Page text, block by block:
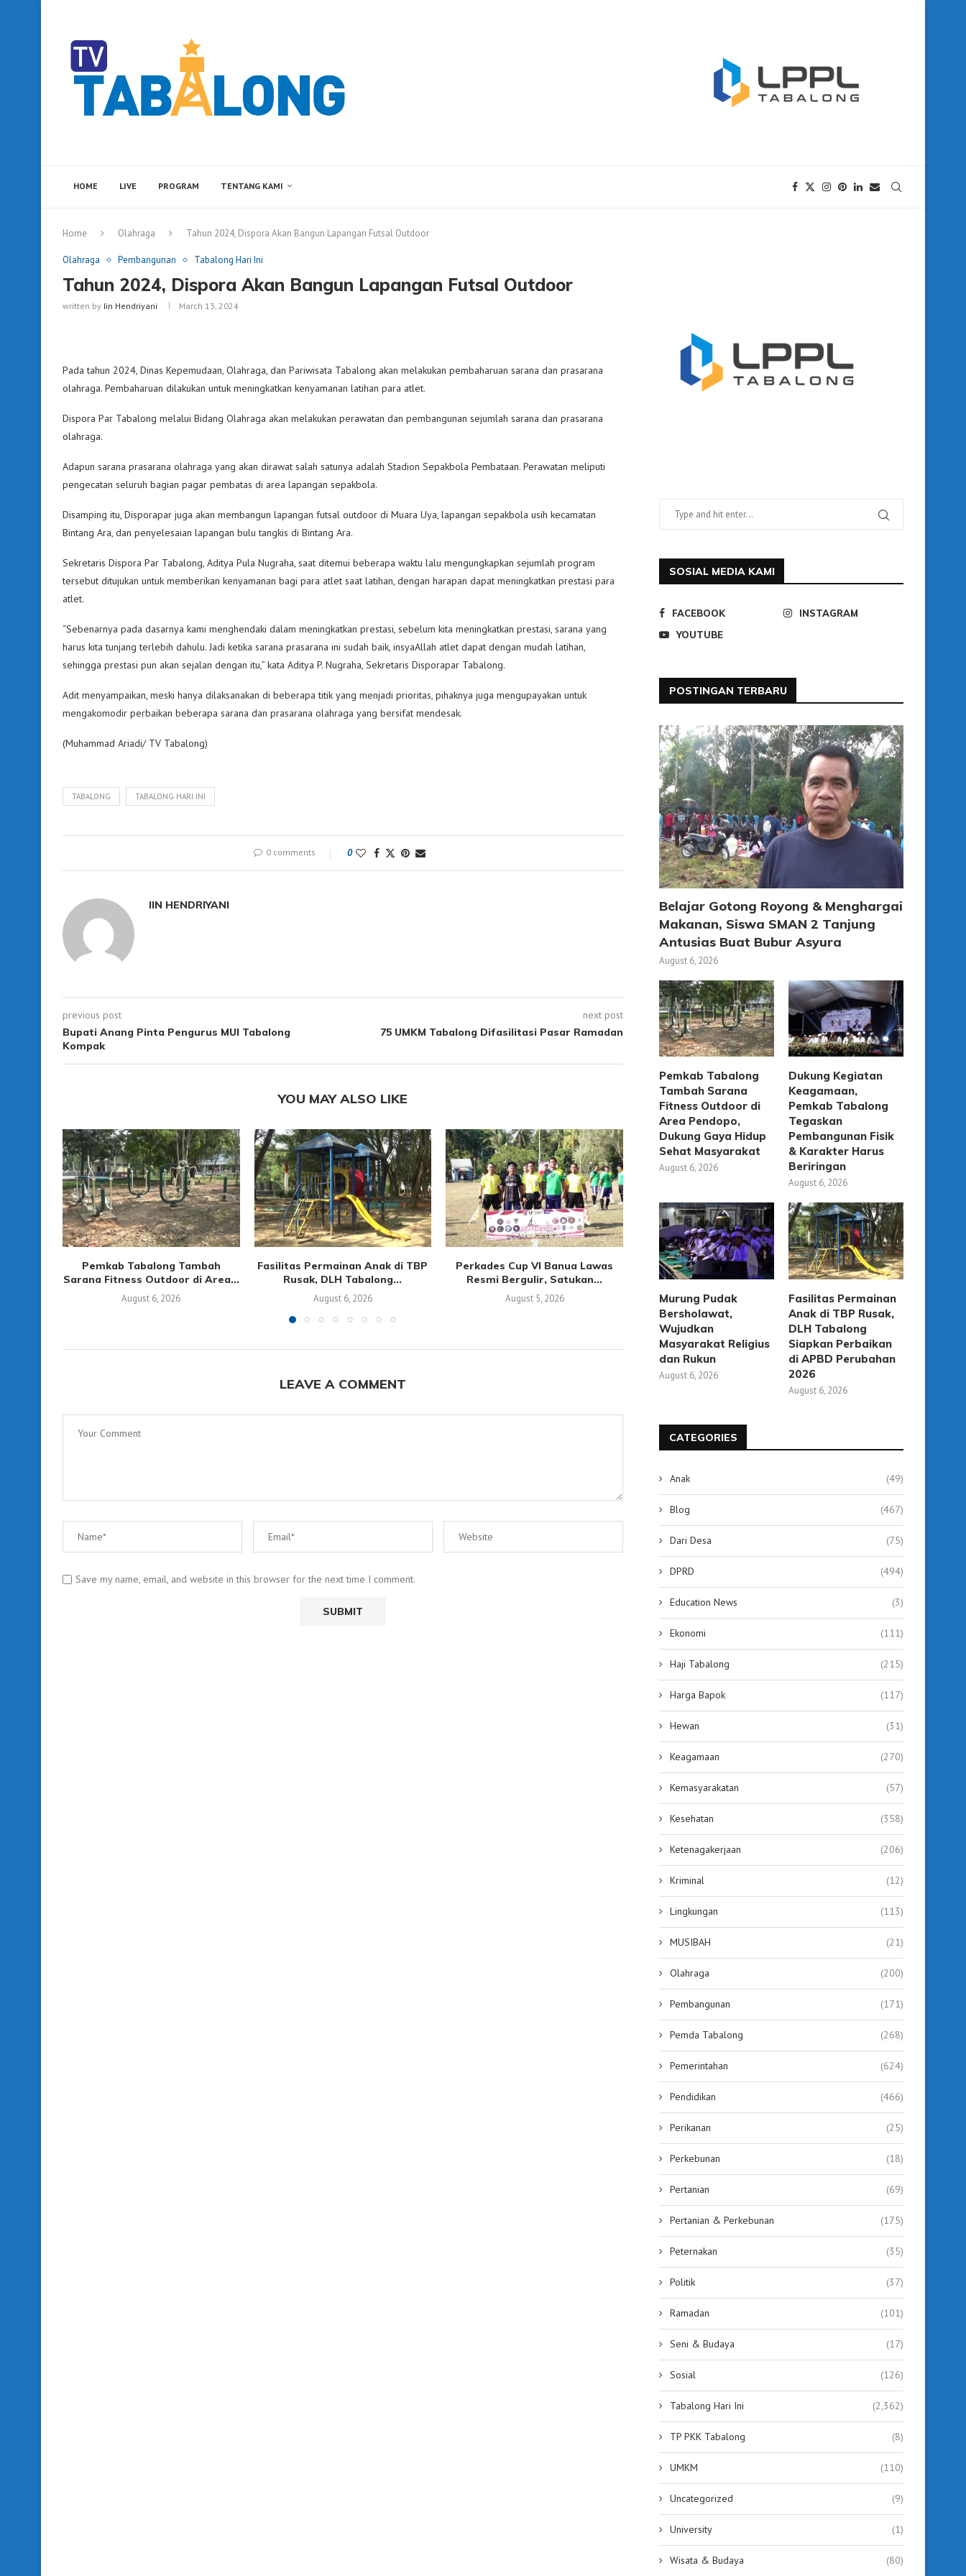
HOME LIVE PROGRAM TENTANG KAMI
Home Olahraga Tahun 2024, Dispora Akan Bangun Lapangan Futsal Outdoor
Olahraga Pembangunan Tabalong Hari Ini
Tahun 2024, Dispora Akan Bangun Lapangan Futsal Outdoor
written by Iin Hendriyani March 13, 2024
Pada tahun 2024, Dinas Kepemudaan, Olahraga, dan Pariwisata Tabalong akan melakukan pembaharuan sarana dan prasarana
olahraga. Pembaharuan dilakukan untuk meningkatkan kenyamanan latihan para atlet.
Dispora Par Tabalong melalui Bidang Olahraga akan melakukan perawatan dan pembangunan sejumlah sarana dan prasarana
olahraga.
Adapun sarana prasarana olahraga yang akan dirawat salah satunya adalah Stadion Sepakbola Pembataan. Perawatan meliputi
pengecatan seluruh bagian pagar pembatas di area lapangan sepakbola.
Disamping itu, Disporapar juga akan membangun lapangan futsal outdoor di Muara Uya, lapangan sepakbola usih kecamatan
Bintang Ara, dan penyelesaian lapangan bulu tangkis di Bintang Ara.
Sekretaris Dispora Par Tabalong, Aditya Pula Nugraha, saat ditemui beberapa waktu lalu mengungkapkan sejumlah program
tersebut ditujukan untuk memberikan kenyamanan bagi para atlet saat latihan, dengan harapan dapat meningkatkan prestasi para
atlet.
“Sebenarnya pada dasarnya kami menghendaki dalam meningkatkan prestasi, sebelum kita meningkatkan prestasi, sarana yang
harus kita tunjang terlebih dahulu. Jadi ketika sarana prasarana ini sudah baik, insyaAllah atlet dapat dengan mudah latihan,
sehingga prestasi pun akan sejalan dengan itu,” kata Aditya P. Nugraha, Sekretaris Disporapar Tabalong.
Adit menyampaikan, meski hanya dilaksanakan di beberapa titik yang menjadi prioritas, pihaknya juga mengupayakan untuk
mengakomodir perbaikan beberapa sarana dan prasarana olahraga yang bersifat mendesak.
(Muhammad Ariadi/ TV Tabalong)
TABALONG TABALONG HARI INI
0 comments 0
IIN HENDRIYANI
previous post
Bupati Anang Pinta Pengurus MUI Tabalong
Kompak
next post
75 UMKM Tabalong Difasilitasi Pasar Ramadan
YOU MAY ALSO LIKE
Pemkab Tabalong Tambah
Sarana Fitness Outdoor di Area...
August 6, 2026
Fasilitas Permainan Anak di TBP
Rusak, DLH Tabalong...
August 6, 2026
Perkades Cup VI Banua Lawas
Resmi Bergulir, Satukan...
August 5, 2026
Pemkab Tabalong Gelar FGD
Perdana Revisi RDTR Perkotaan...
August 3, 2026
Bupati Berkomitmen
Event Olahraga
Kembangkan
July 29, 2026
LEAVE A COMMENT
Save my name, email, and website in this browser for the next time I comment.
SOSIAL MEDIA KAMI
FACEBOOK
INSTAGRAM
YOUTUBE
POSTINGAN TERBARU
Belajar Gotong Royong & Menghargai
Makanan, Siswa SMAN 2 Tanjung
Antusias Buat Bubur Asyura
August 6, 2026
Pemkab Tabalong
Tambah Sarana
Fitness Outdoor di
Area Pendopo,
Dukung Gaya Hidup
Sehat Masyarakat
August 6, 2026
Dukung Kegiatan
Keagamaan,
Pemkab Tabalong
Tegaskan
Pembangunan Fisik
& Karakter Harus
Beriringan
August 6, 2026
Murung Pudak
Bersholawat,
Wujudkan
Masyarakat Religius
dan Rukun
August 6, 2026
Fasilitas Permainan
Anak di TBP Rusak,
DLH Tabalong
Siapkan Perbaikan
di APBD Perubahan
2026
August 6, 2026
CATEGORIES
Anak (49)
Blog (467)
Dari Desa (75)
DPRD (494)
Education News (3)
Ekonomi (111)
Haji Tabalong (215)
Harga Bapok (117)
Hewan (31)
Keagamaan (270)
Kemasyarakatan (57)
Kesehatan (358)
Ketenagakerjaan (206)
Kriminal (12)
Lingkungan (113)
MUSIBAH (21)
Olahraga (200)
Pembangunan (171)
Pemda Tabalong (268)
Pemerintahan (624)
Pendidikan (466)
Perikanan (25)
Perkebunan (18)
Pertanian (69)
Pertanian & Perkebunan (175)
Peternakan (35)
Politik (37)
Ramadan (101)
Seni & Budaya (17)
Sosial (126)
Tabalong Hari Ini (2,362)
TP PKK Tabalong (8)
UMKM (110)
Uncategorized (9)
University (1)
Wisata & Budaya (80)